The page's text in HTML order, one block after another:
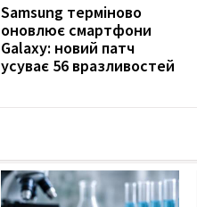
Samsung терміново
оновлює смартфони
Galaxy: новий патч
усуває 56 вразливостей